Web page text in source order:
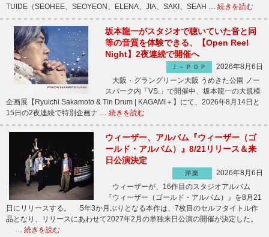
TUIDE（SEOHEE、SEOYEON、ELENA、JIA、SAKI、SEAH … 続きを読む
坂本龍一がスタジオで聴いていた音と同
等の音質を体験できる、【Open Reel
Night】2夜連続で開催へ
Ｊ－ＰＯＰ
2026年8月6日
大阪・グラングリーン大阪 うめきた公園 ノー
スパーク内「VS.」で開催中、坂本龍一の大規模
企画展【Ryuichi Sakamoto & Tin Drum | KAGAMI＋】にて、2026年8月14日と
15日の2夜連続で特別企画ナ … 続きを読む
ウィーザー、アルバム『ウィーザー（ゴ
ールド・アルバム）』8/21リリース＆来
日公演決定
洋楽
2026年8月6日
ウィーザーが、16作目のスタジオアルバム
『ウィーザー（ゴールド・アルバム）』を8月21
日にリリースする。 5年3か月ぶりとなる本作は、7枚目のセルフタイトル作
品となり、リリースにあわせて2027年2月の単独来日公演の開催が決定した。
… 続きを読む